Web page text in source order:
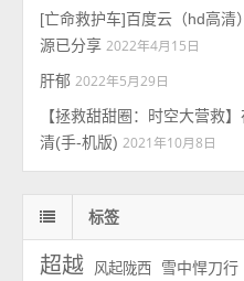
[亡命救护车]百度云（hd高清
源已分享 2022年4月15日
肝郁 2022年5月29日
【拯救甜甜圈：时空大营救
清(手-机版) 2021年10月8日
标签
超越 风起陇西 雪中悍刀行